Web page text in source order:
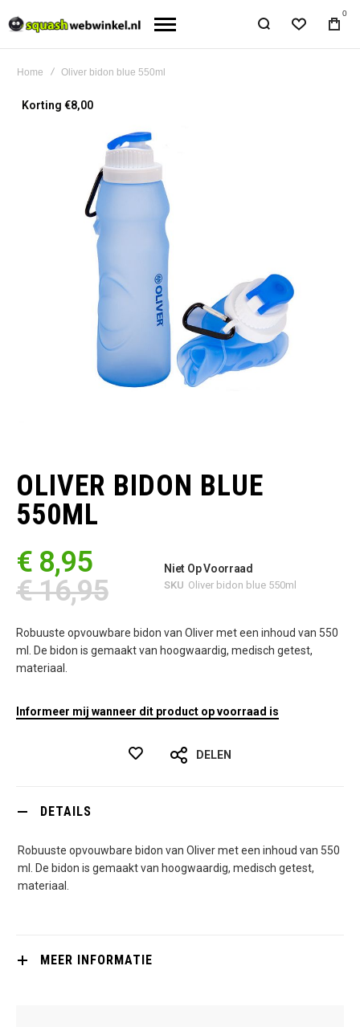
0
Home Oliver bidon blue 550ml
Ga
begin
van
de
afbeeldingen-
Korting €8,00
OLIVER BIDON BLUE
550ML
€ 8,95
€ 16,95
Niet Op Voorraad
SKU Oliver bidon blue 550ml
Robuuste opvouwbare bidon van Oliver met een inhoud van 550
ml. De bidon is gemaakt van hoogwaardig, medisch getest,
materiaal.
Informeer mij wanneer dit product op voorraad is
DELEN
DETAILS
Robuuste opvouwbare bidon van Oliver met een inhoud van 550
ml. De bidon is gemaakt van hoogwaardig, medisch getest,
materiaal.
MEER INFORMATIE